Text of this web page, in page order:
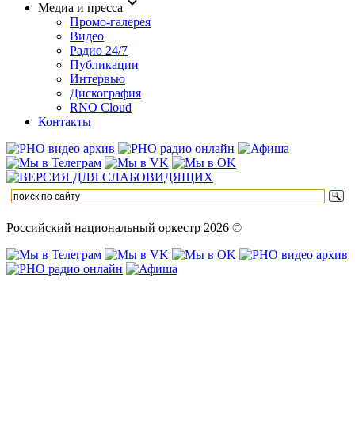
Медиа и пресса
Промо-галерея
Видео
Радио 24/7
Публикации
Интервью
Дискография
RNO Cloud
Контакты
Российский национальный оркестр 2026 ©